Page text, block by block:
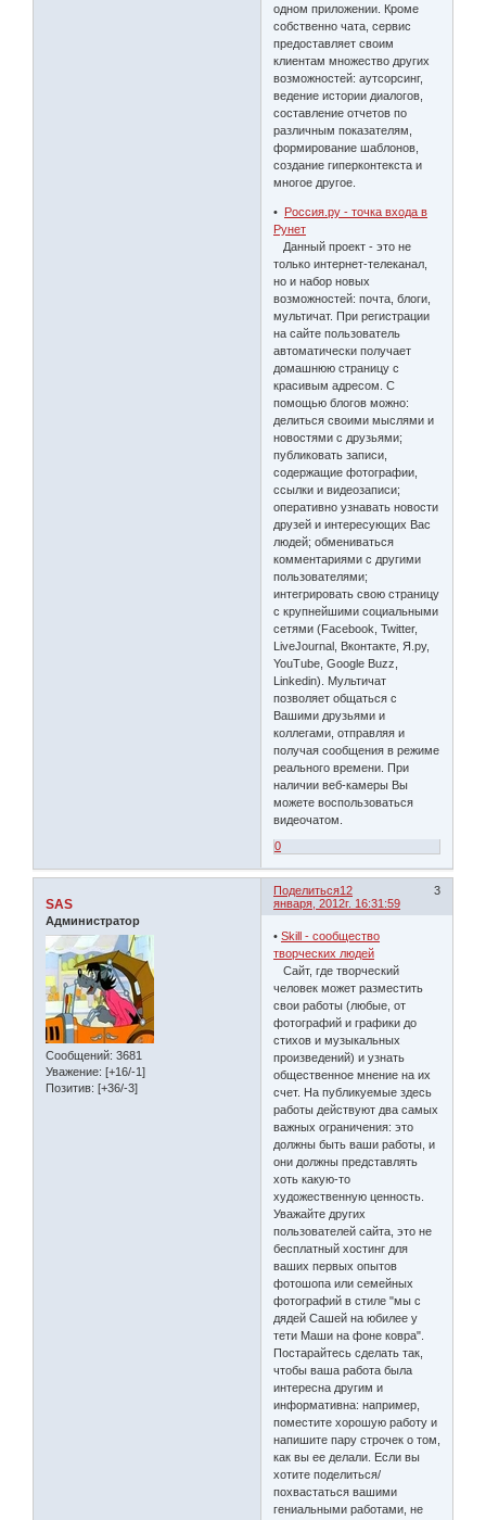
одном приложении. Кроме
собственно чата, сервис
предоставляет своим
клиентам множество других
возможностей: аутсорсинг,
ведение истории диалогов,
составление отчетов по
различным показателям,
формирование шаблонов,
создание гиперконтекста и
многое другое.
•
Россия.ру - точка входа в
Рунет
Данный проект - это не
только интернет-телеканал,
но и набор новых
возможностей: почта, блоги,
мультичат. При регистрации
на сайте пользователь
автоматически получает
домашнюю страницу с
красивым адресом. С
помощью блогов можно:
делиться своими мыслями и
новостями с друзьями;
публиковать записи,
содержащие фотографии,
ссылки и видеозаписи;
оперативно узнавать новости
друзей и интересующих Вас
людей; обмениваться
комментариями с другими
пользователями;
интегрировать свою страницу
с крупнейшими социальными
сетями (Facebook, Twitter,
LiveJournal, Вконтакте, Я.ру,
YouTube, Google Buzz,
Linkedin). Мультичат
позволяет общаться с
Вашими друзьями и
коллегами, отправляя и
получая сообщения в режиме
реального времени. При
наличии веб-камеры Вы
можете воспользоваться
видеочатом.
0
Поделиться 3
12
января, 2012г. 16:31:59
SAS
Администратор
Сообщений: 3681
Уважение: [+16/-1]
Позитив: [+36/-3]
•Skill - сообщество
творческих людей
Сайт, где творческий
человек может разместить
свои работы (любые, от
фотографий и графики до
стихов и музыкальных
произведений) и узнать
общественное мнение на их
счет. На публикуемые здесь
работы действуют два самых
важных ограничения: это
должны быть ваши работы, и
они должны представлять
хоть какую-то
художественную ценность.
Уважайте других
пользователей сайта, это не
бесплатный хостинг для
ваших первых опытов
фотошопа или семейных
фотографий в стиле "мы с
дядей Сашей на юбилее у
тети Маши на фоне ковра".
Постарайтесь сделать так,
чтобы ваша работа была
интересна другим и
информативна: например,
поместите хорошую работу и
напишите пару строчек о том,
как вы ее делали. Если вы
хотите поделиться/
похвастаться вашими
гениальными работами, не